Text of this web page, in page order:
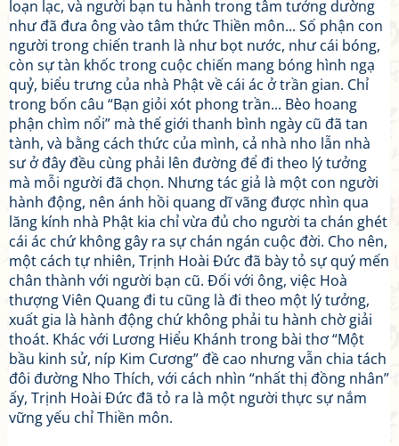
loạn lạc, và người bạn tu hành trong tâm tưởng dường
như đã đưa ông vào tâm thức Thiền môn... Số phận con
người trong chiến tranh là như bọt nước, như cái bóng,
còn sự tàn khốc trong cuộc chiến mang bóng hình ngạ
quỷ, biểu trưng của nhà Phật về cái ác ở trần gian. Chỉ
trong bốn câu “Bạn giỏi xót phong trần... Bèo hoang
phận chìm nổi” mà thế giới thanh bình ngày cũ đã tan
tành, và bằng cách thức của mình, cả nhà nho lẫn nhà
sư ở đây đều cùng phải lên đường để đi theo lý tưởng
mà mỗi người đã chọn. Nhưng tác giả là một con người
hành động, nên ánh hồi quang dĩ vãng được nhìn qua
lăng kính nhà Phật kia chỉ vừa đủ cho người ta chán ghét
cái ác chứ không gây ra sự chán ngán cuộc đời. Cho nên,
một cách tự nhiên, Trịnh Hoài Đức đã bày tỏ sự quý mến
chân thành với người bạn cũ. Đối với ông, việc Hoà
thượng Viên Quang đi tu cũng là đi theo một lý tưởng,
xuất gia là hành động chứ không phải tu hành chờ giải
thoát. Khác với Lương Hiểu Khánh trong bài thơ “Một
bầu kinh sử, níp Kim Cương” đề cao nhưng vẫn chia tách
đôi đường Nho Thích, với cách nhìn “nhất thị đồng nhân”
ấy, Trịnh Hoài Đức đã tỏ ra là một người thực sự nắm
vững yếu chỉ Thiền môn.